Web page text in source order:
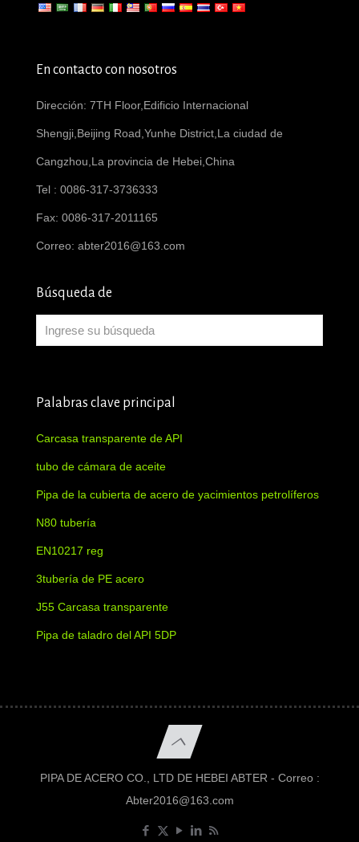
En contacto con nosotros
Dirección: 7TH Floor,Edificio Internacional
Shengji,Beijing Road,Yunhe District,La ciudad de
Cangzhou,La provincia de Hebei,China
Tel : 0086-317-3736333
Fax: 0086-317-2011165
Correo: abter2016@163.com
Búsqueda de
Palabras clave principal
Carcasa transparente de API
tubo de cámara de aceite
Pipa de la cubierta de acero de yacimientos petrolíferos
N80 tubería
EN10217 reg
3tubería de PE acero
J55 Carcasa transparente
Pipa de taladro del API 5DP
PIPA DE ACERO CO., LTD DE HEBEI ABTER - Correo :
Abter2016@163.com